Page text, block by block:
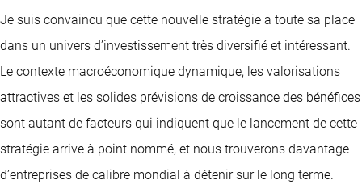
Je suis convaincu que cette nouvelle stratégie a toute sa place
dans un univers d’investissement très diversifié et intéressant.
Le contexte macroéconomique dynamique, les valorisations
attractives et les solides prévisions de croissance des bénéfices
sont autant de facteurs qui indiquent que le lancement de cette
stratégie arrive à point nommé, et nous trouverons davantage
d’entreprises de calibre mondial à détenir sur le long terme.